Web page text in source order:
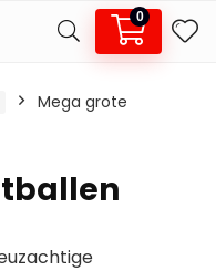
0
Mega grote